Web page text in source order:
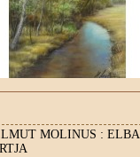
MOLINUS : ELBA